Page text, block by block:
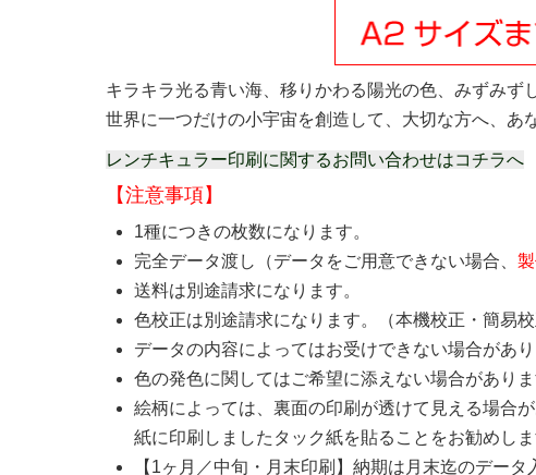
キラキラ光る青い海、移りかわる陽光の色、みずみ
世界に一つだけの小宇宙を創造して、大切な方へ、あ
レンチキュラー印刷に関するお問い合わせはコチラへ
【注意事項】
1種につきの枚数になります。
完全データ渡し（データをご用意できない場合、
送料は別途請求になります。
色校正は別途請求になります。（本機校正・簡易
データの内容によってはお受けできない場合があり
色の発色に関してはご希望に添えない場合がありま
絵柄によっては、裏面の印刷が透けて見える場合が
紙に印刷しましたタック紙を貼ることをお勧めし
【1ヶ月／中旬・月末印刷】納期は月末迄のデー